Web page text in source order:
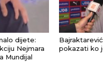
dijete:
Nejmara
Mundijal
pokazati ko